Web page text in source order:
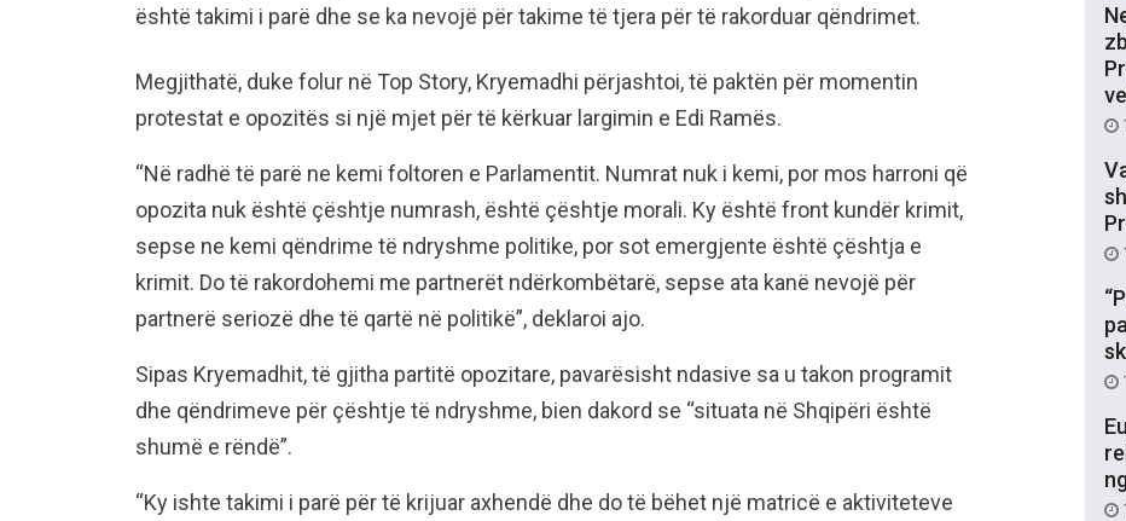
është takimi i parë dhe se ka nevojë për takime të tjera për të rakorduar qëndrimet.
Megjithatë, duke folur në Top Story, Kryemadhi përjashtoi, të paktën për momentin
protestat e opozitës si një mjet për të kërkuar largimin e Edi Ramës.
“Në radhë të parë ne kemi foltoren e Parlamentit. Numrat nuk i kemi, por mos harroni që
opozita nuk është çështje numrash, është çështje morali. Ky është front kundër krimit,
sepse ne kemi qëndrime të ndryshme politike, por sot emergjente është çështja e
krimit. Do të rakordohemi me partnerët ndërkombëtarë, sepse ata kanë nevojë për
partnerë seriozë dhe të qartë në politikë”, deklaroi ajo.
Sipas Kryemadhit, të gjitha partitë opozitare, pavarësisht ndasive sa u takon programit
dhe qëndrimeve për çështje të ndryshme, bien dakord se “situata në Shqipëri është
shumë e rëndë”.
“Ky ishte takimi i parë për të krijuar axhendë dhe do të bëhet një matricë e aktiviteteve